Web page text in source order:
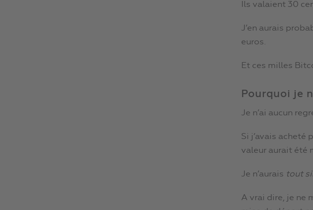
Ils valaient 30
J’en aurais
euros.
Et ces milles
Pourquoi je
Je n’ai aucun
Si j’avais acheté
valeur aurait été
Je n’aurais tout
A vrai dire, je ne